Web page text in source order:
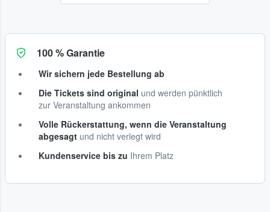
100 % Garantie
Wir sichern jede Bestellung ab
Die Tickets sind original und werden pünktlich
zur Veranstaltung ankommen
Volle Rückerstattung, wenn die Veranstaltung
abgesagt und nicht verlegt wird
Kundenservice bis zu Ihrem Platz